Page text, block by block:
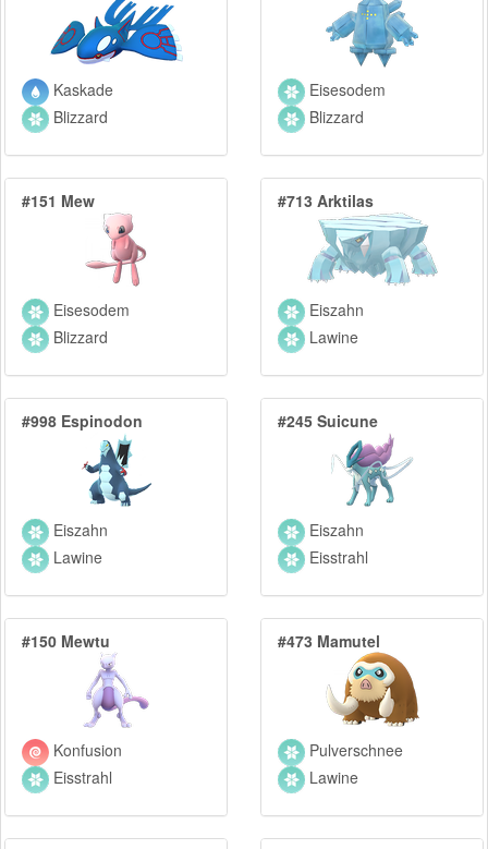
Kaskade
Blizzard
Eisesodem
Blizzard
#151 Mew
Eisesodem
Blizzard
#713 Arktilas
Eiszahn
Lawine
#998 Espinodon
Eiszahn
Lawine
#245 Suicune
Eiszahn
Eisstrahl
#150 Mewtu
Konfusion
Eisstrahl
#473 Mamutel
Pulverschnee
Lawine